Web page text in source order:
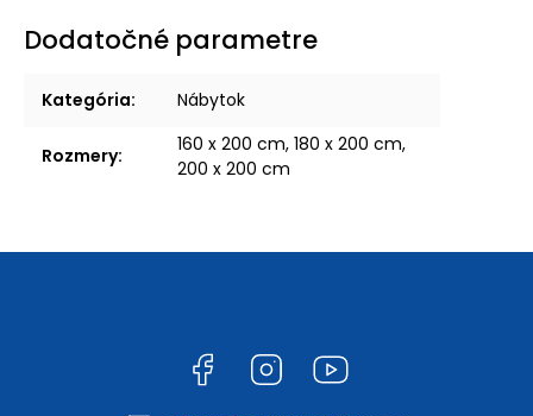
Dodatočné parametre
Kategória: Nábytok
Rozmery:
160 x 200 cm, 180 x 200 cm,
200 x 200 cm
Facebook Instagram